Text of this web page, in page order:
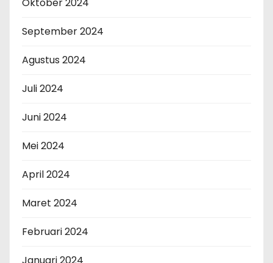
September 2024
Agustus 2024
Juli 2024
Juni 2024
Mei 2024
April 2024
Maret 2024
Februari 2024